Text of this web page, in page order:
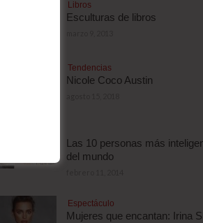
Libros
Esculturas de libros
Tendencias
Nicole Coco Austin
Las 10 personas más
del mundo
Espectáculo
Mujeres que encantan: Irina